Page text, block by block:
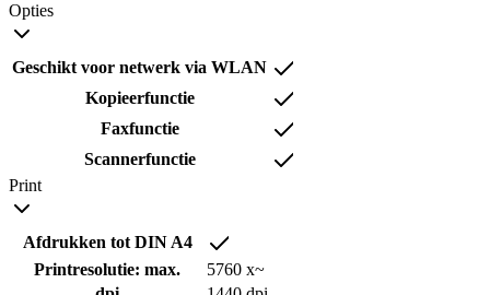
Opties
Geschikt voor netwerk via WLAN
Kopieerfunctie
Faxfunctie
Scannerfunctie
Print
Afdrukken tot DIN A4
Printresolutie: max.
5760 x~